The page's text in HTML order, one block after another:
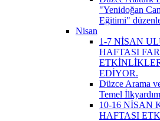
"Yenidoğan
Eğitimi"
Nisan
1-7 NİSAN
HAFTASI
EDİYOR.
Düzce Arama
Temel
10-16 NİSAN
HAFTASI